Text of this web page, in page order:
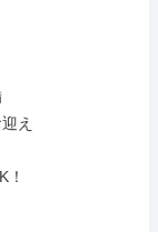
え